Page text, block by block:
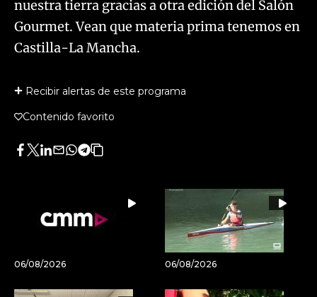
nuestra tierra gracias a otra edición del Salón
Gourmet. Vean que materia prima tenemos en
Castilla-La Mancha.
Recibir alertas de este programa
Contenido favorito
Facebook
Twitter
LinkedIn
Enviar
Whatsapp
Telegram
Copiar
06/08/2026 06/08/2026